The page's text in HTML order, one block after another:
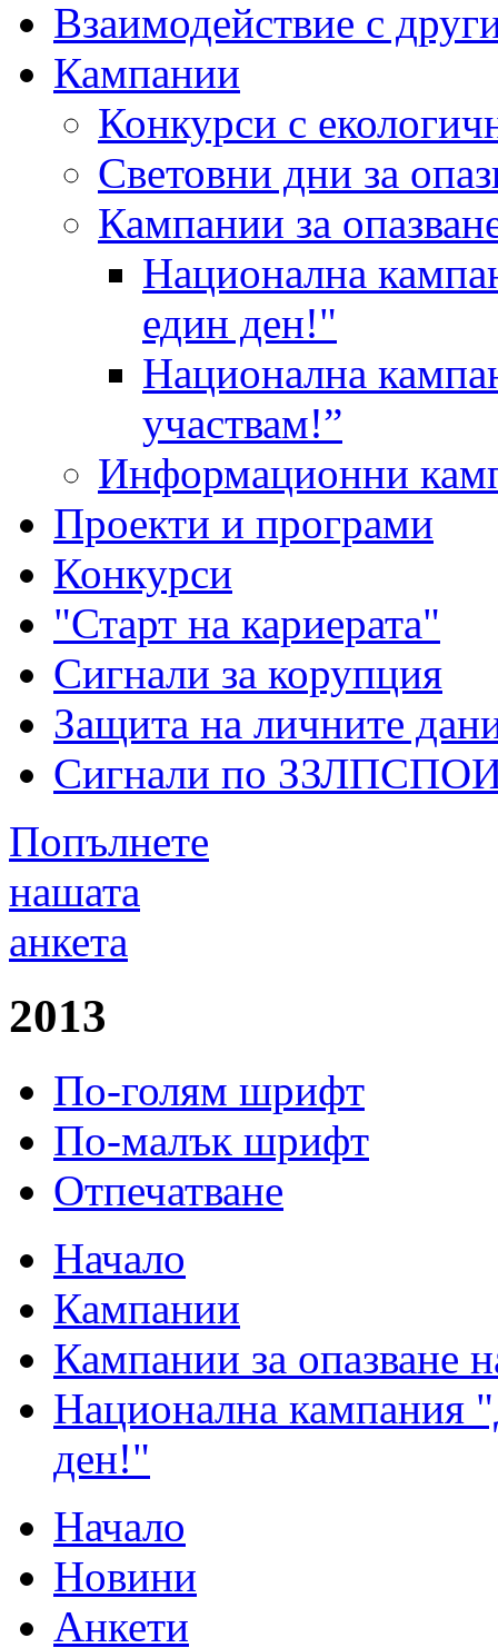
Взаимодействие с
Кампании
Конкурси с
Световни дни за
Кампании за
Национална
един ден!"
Национална
участвам!”
Информационни
Проекти и програми
Конкурси
"Старт на кариерата"
Сигнали за корупция
Защита на личните
Сигнали по
Попълнете
нашата
анкета
2013
По-голям шрифт
По-малък шрифт
Отпечатване
Начало
Кампании
Кампании за опазване
Национална кампания
ден!"
Начало
Новини
Анкети